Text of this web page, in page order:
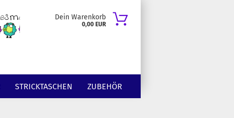
Dein Warenkorb
0,00 EUR
STRICKTASCHEN ZUBEHÖR